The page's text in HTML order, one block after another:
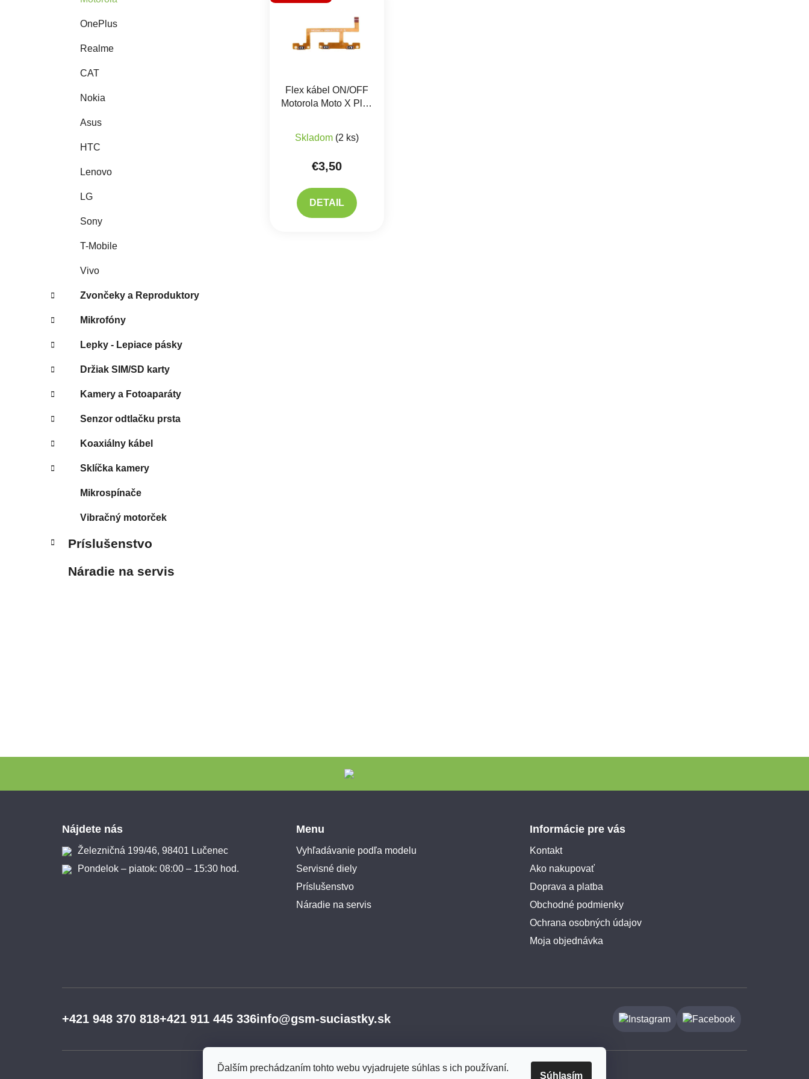
Ďalším prechádzaním tohto webu vyjadrujete súhlas s ich používaní.
Súhlasím
OnePlus
Realme
CAT
Nokia
Asus
HTC
Lenovo
LG
Sony
T-Mobile
Vivo
Zvončeky a Reproduktory
Mikrofóny
Lepky - Lepiace pásky
Držiak SIM/SD karty
Kamery a Fotoaparáty
Senzor odtlačku prsta
Koaxiálny kábel
Sklíčka kamery
Mikrospínače
Vibračný motorček
Príslušenstvo
Náradie na servis
Flex kábel ON/OFF
Motorola Moto X Play
Skladom (2 ks)
€3,50
DETAIL
Nájdete nás
Železničná 199/46, 98401 Lučenec
Pondelok – piatok: 08:00 – 15:30 hod.
Menu
Vyhľadávanie podľa modelu
Servisné diely
Príslušenstvo
Náradie na servis
Informácie pre vás
Kontakt
Ako nakupovať
Doprava a platba
Obchodné podmienky
Ochrana osobných údajov
Moja objednávka
+421 948 370 818+421 911 445 336info@gsm-suciastky.sk